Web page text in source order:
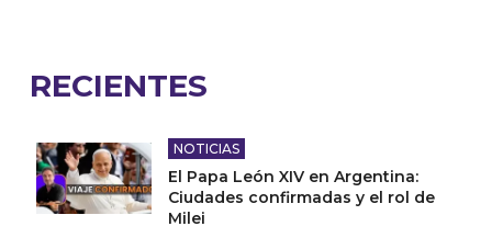
RECIENTES
NOTICIAS
El Papa León XIV en Argentina:
Ciudades confirmadas y el rol de
Milei